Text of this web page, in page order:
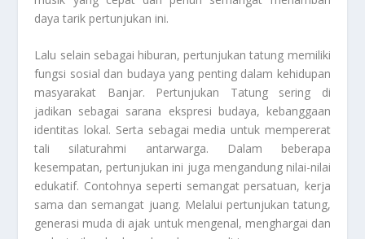
daya tarik pertunjukan ini.
Lalu selain sebagai hiburan, pertunjukan tatung memiliki
fungsi sosial dan budaya yang penting dalam kehidupan
masyarakat Banjar. Pertunjukan Tatungsering di
jadikan sebagai sarana ekspresi budaya, kebanggaan
identitas lokal. Serta sebagai media untuk mempererat
tali silaturahmi antarwarga. Dalam beberapa
kesempatan, pertunjukan ini juga mengandung nilai-nilai
edukatif. Contohnya seperti semangat persatuan, kerja
sama dan semangat juang. Melalui pertunjukan tatung,
generasi muda di ajak untuk mengenal, menghargai dan